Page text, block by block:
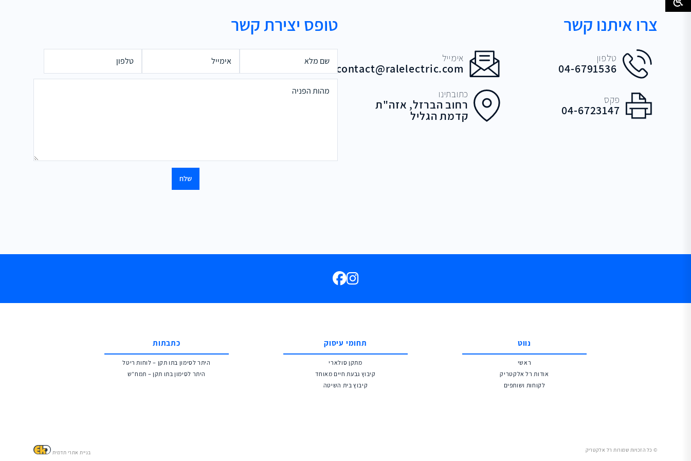
צרו איתנו קשר
טלפון
04-6791536
אימייל
contact@ralelectric.com
פקס
04-6723147
כתובתינו
רחוב הברזל, אזה"ת
קדמת הגליל
טופס יצירת קשר
נווט
ראשי
אודות רל אלקטריק
לקוחות ושותפים
תחומי עיסוק
מתקן סולארי
קיבוץ גבעת חיים מאוחד
קיבוץ בית השיטה
כתבתות
היתר לסימון בתו תקן – לוחות ריטל
היתר לסימון בתו תקן – תמח”ש
© כל הזכויות שמורות רל אלקטריק בניית אתרי תדמית